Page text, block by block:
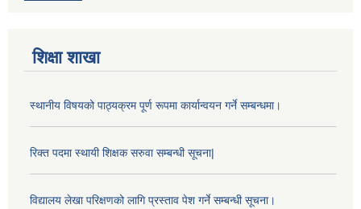
शिक्षा शाखा
स्थानीय विषयको पाठ्यक्रम पूर्ण रूपमा कार्यान्वयन गर्ने सम्बन्धमा।
रिक्त पदमा स्थायी शिक्षक सरुवा सम्बन्धी सूचना|
विद्यालय लेखा परिक्षणको लागि प्रस्ताव पेश गर्ने सम्बन्धी सूचना।